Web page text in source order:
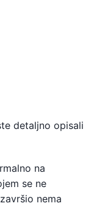
detaljno opisali
na
se ne
nema